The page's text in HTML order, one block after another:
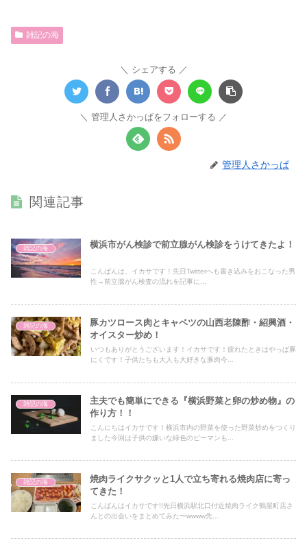
雑記の海
シェアする
管理人さかっぱをフォローする
管理人さかっぱ
関連記事
雑記の海 横浜市がん検診で前立腺がん検診をうけてきたよ！
こんばんは、イカサです！先日Twitterへも書き込みをおこなった男
性→前立腺がん検査の流れを記事に...
雑記の海
豚カツロース肉とキャベツの山西老陳酢・紹興酒・
オイスター炒め！
いつもありがとうございます！イカサです！疲れたときはやっぱ豚
にくです！子供たちも大人も大好きな豚肉今...
雑記の海
主夫でも簡単にできる『横浜野菜と卵の炒め物』の
作り方！！
こんにちはイカサです！横浜市内の野菜を使った野菜炒めをつくり
ました今回は子供の嫌いな緑色のピーマンも...
雑記の海
焼肉ライクサクッと1人で立ち寄れる焼肉店に寄っ
てきた！
こんばんはイカサです!!先日横浜駅北口付近焼肉ライク鶴屋町店さ
んとの出会いをまとめてみた〜wwww先...